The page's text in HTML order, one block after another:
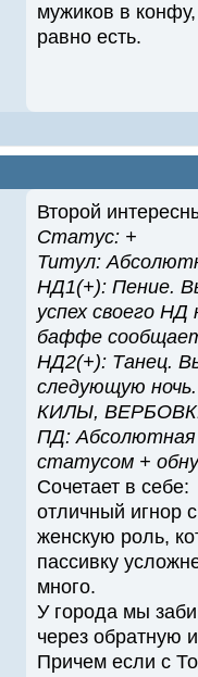
мужиков в
равно есть.
Второй
Статус: +
Титул:
НД1(+): Пение.
успех своего
баффе
НД2(+): Танец.
следующую
КИЛЫ, ВЕРБОВКИ
ПД: Абсолютная
статусом +
Сочетает в себе:
отличный игнор
женскую роль,
пассивку
много.
У города мы
через
Причем если с